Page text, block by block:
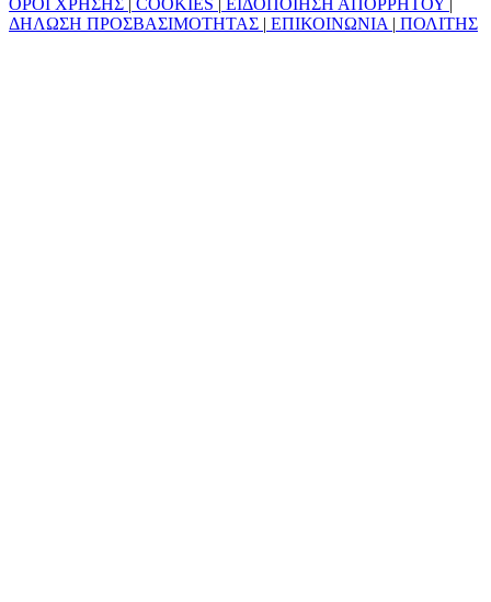
ΟΡΟΙ ΧΡΗΣΗΣ COOKIES ΕΙΔΟΠΟΙΗΣΗ ΑΠΟΡΡΗΤΟΥ
ΔΗΛΩΣΗ ΠΡΟΣΒΑΣΙΜΟΤΗΤΑΣ | ΕΠΙΚΟΙΝΩΝΙΑ | ΠΟΛΙΤΗΣ